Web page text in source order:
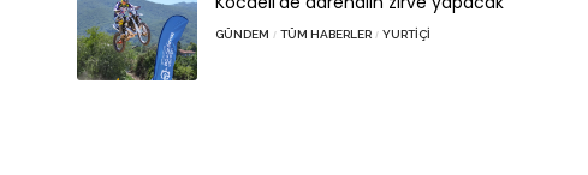
GÜNDEM TÜM HABERLER YURTIÇI